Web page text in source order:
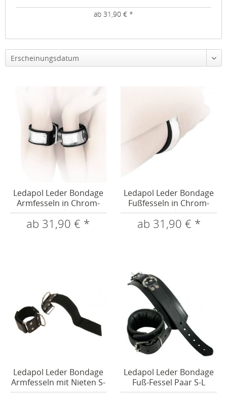
ab 31,90 € *
Erscheinungsdatum
Ledapol Leder Bondage
Armfesseln in Chrom-
Optik
ab 31,90 € *
Ledapol Leder Bondage
Fußfesseln in Chrom-
Optik
ab 31,90 € *
Ledapol Leder Bondage
Armfesseln mit Nieten S-
L
Ledapol Leder Bondage
Fuß-Fessel Paar S-L